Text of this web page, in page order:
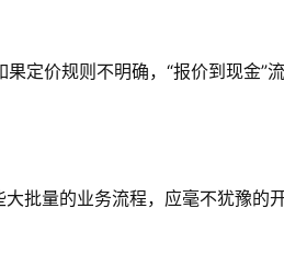
定价规则不明确，“报价到现金
批量的业务流程，应毫不犹豫的开